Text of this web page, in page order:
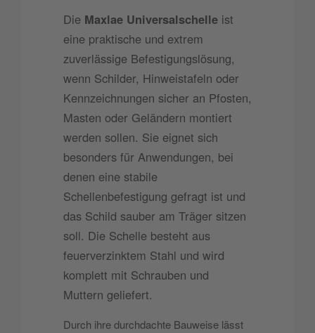
Die Maxlae Universalschelle ist
eine praktische und extrem
zuverlässige Befestigungslösung,
wenn Schilder, Hinweistafeln oder
Kennzeichnungen sicher an Pfosten,
Masten oder Geländern montiert
werden sollen. Sie eignet sich
besonders für Anwendungen, bei
denen eine stabile
Schellenbefestigung gefragt ist und
das Schild sauber am Träger sitzen
soll. Die Schelle besteht aus
feuerverzinktem Stahl und wird
komplett mit Schrauben und
Muttern geliefert.
Durch ihre durchdachte Bauweise lässt